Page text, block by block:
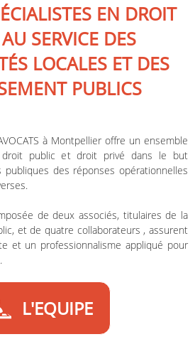
EN DROIT
SERVICE DES
LOCALES ET DES
PUBLICS
à Montpellier offre un ensemble
droit public et droit privé dans le but
des réponses opérationnelles
de deux associés, titulaires de la
et de quatre collaborateurs , assurent
et un professionnalisme appliqué pour
L'EQUIPE